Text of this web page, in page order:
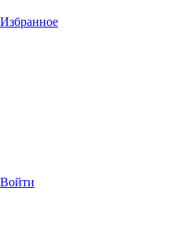
Избранное
Войти